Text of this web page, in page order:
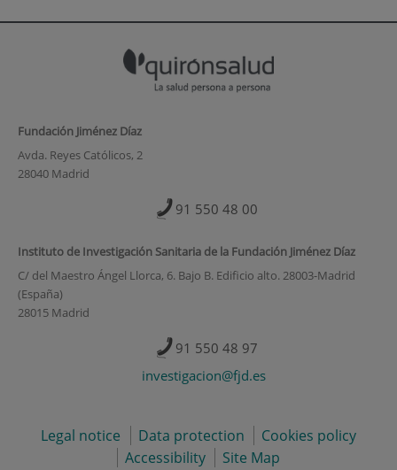
Fundación Jiménez Díaz
Avda. Reyes Católicos, 2
28040 Madrid
91 550 48 00
Instituto de Investigación Sanitaria de la Fundación Jiménez Díaz
C/ del Maestro Ángel Llorca, 6. Bajo B. Edificio alto. 28003-Madrid
(España)
28015 Madrid
91 550 48 97
investigacion@fjd.es
Legal notice Data protection
Cookies policy
Accessibility
Site Map